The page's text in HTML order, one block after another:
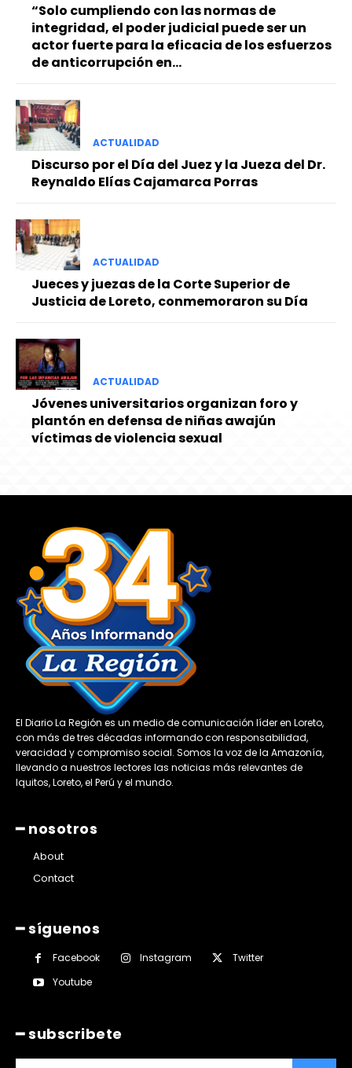
“Solo cumpliendo con las normas de
integridad, el poder judicial puede ser un
actor fuerte para la eficacia de los esfuerzos
de anticorrupción en...
ACTUALIDAD
Discurso por el Día del Juez y la Jueza del Dr.
Reynaldo Elías Cajamarca Porras
ACTUALIDAD
Jueces y juezas de la Corte Superior de
Justicia de Loreto, conmemoraron su Día
ACTUALIDAD
Jóvenes universitarios organizan foro y
plantón en defensa de niñas awajún
víctimas de violencia sexual
El Diario La Región es un medio de comunicación líder en Loreto,
con más de tres décadas informando con responsabilidad,
veracidad y compromiso social. Somos la voz de la Amazonía,
llevando a nuestros lectores las noticias más relevantes de
Iquitos, Loreto, el Perú y el mundo.
━ nosotros
About
Contact
━ síguenos
Facebook Instagram
Twitter
Youtube
━ subscribete